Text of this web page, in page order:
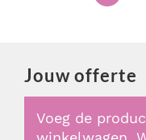
Jouw offerte
Voeg de